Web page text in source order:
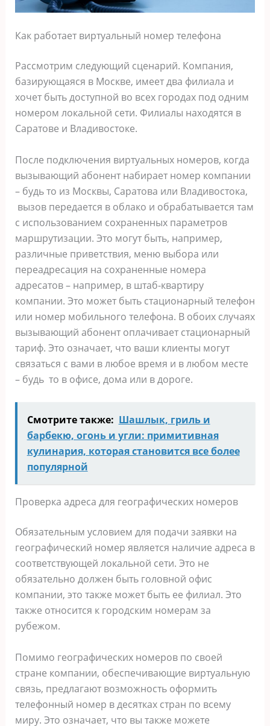
Как работает виртуальный номер телефона
Рассмотрим следующий сценарий. Компания,
базирующаяся в Москве, имеет два филиала и
хочет быть доступной во всех городах под одним
номером локальной сети. Филиалы находятся в
Саратове и Владивостоке.
После подключения виртуальных номеров, когда
вызывающий абонент набирает номер компании
– будь то из Москвы, Саратова или Владивостока,
вызов передается в облако и обрабатывается там
с использованием сохраненных параметров
маршрутизации. Это могут быть, например,
различные приветствия, меню выбора или
переадресация на сохраненные номера
адресатов – например, в штаб-квартиру
компании. Это может быть стационарный телефон
или номер мобильного телефона. В обоих случаях
вызывающий абонент оплачивает стационарный
тариф. Это означает, что ваши клиенты могут
связаться с вами в любое время и в любом месте
– будь то в офисе, дома или в дороге.
Смотрите также: Шашлык, гриль и
барбекю, огонь и угли: примитивная
кулинария, которая становится все более
популярной
Проверка адреса для географических номеров
Обязательным условием для подачи заявки на
географический номер является наличие адреса в
соответствующей локальной сети. Это не
обязательно должен быть головной офис
компании, это также может быть ее филиал. Это
также относится к городским номерам за
рубежом.
Помимо географических номеров по своей
стране компании, обеспечивающие виртуальную
связь, предлагают возможность оформить
телефонный номер в десятках стран по всему
миру. Это означает, что вы также можете